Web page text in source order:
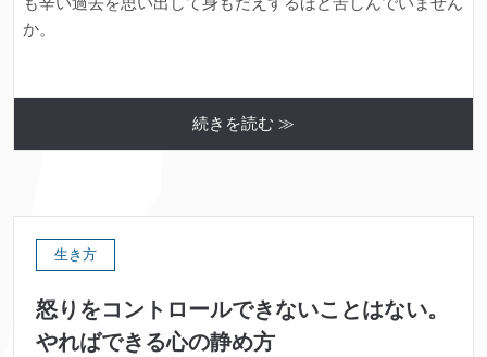
か。
続きを読む ≫
生き方
怒りをコントロールできないことはない。
やればできる心の静め方